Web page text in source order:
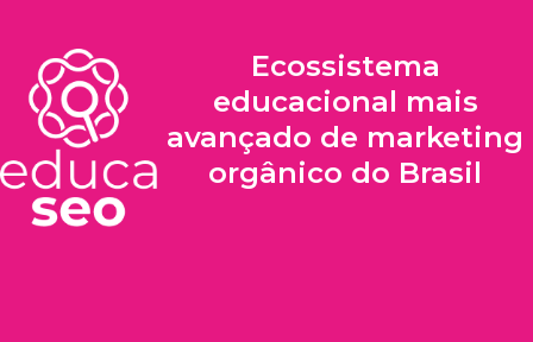
Ecossistema
educacional mais
avançado de marketing
orgânico do Brasil